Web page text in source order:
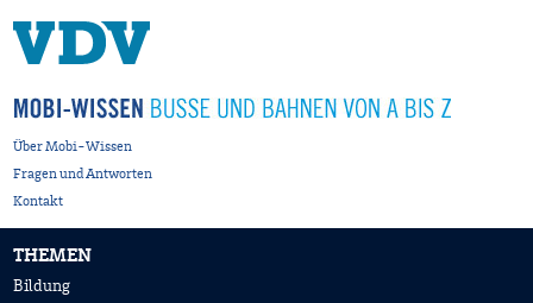
Über Mobi-Wissen
Fragen und Antworten
Kontakt
THEMEN
Bildung